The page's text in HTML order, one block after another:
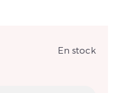
En stock